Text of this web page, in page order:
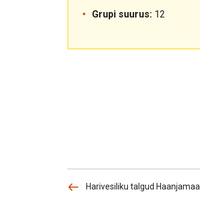
Grupi suurus: 12
Harivesiliku talgud Haanjamaal